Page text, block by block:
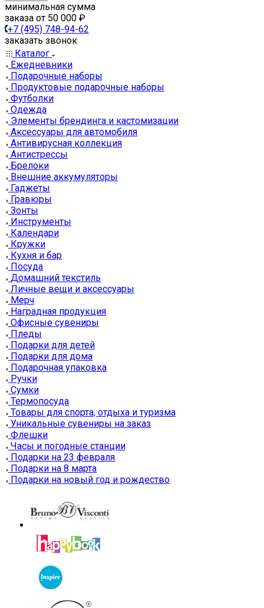
минимальная сумма
заказа от 50 000 ₽
+7 (495) 748-94-62
заказать звонок
Каталог
Ежедневники
Подарочные наборы
Продуктовые подарочные наборы
Футболки
Одежда
Элементы брендинга и кастомизации
Аксессуары для автомобиля
Антивирусная коллекция
Антистрессы
Брелоки
Внешние аккумуляторы
Гаджеты
Гравюры
Зонты
Инструменты
Календари
Кружки
Кухня и бар
Посуда
Домашний текстиль
Личные вещи и аксессуары
Мерч
Наградная продукция
Офисные сувениры
Пледы
Подарки для детей
Подарки для дома
Подарочная упаковка
Ручки
Сумки
Термопосуда
Товары для спорта, отдыха и туризма
Уникальные сувениры на заказ
Флешки
Часы и погодные станции
Подарки на 23 февраля
Подарки на 8 марта
Подарки на новый год и рождество